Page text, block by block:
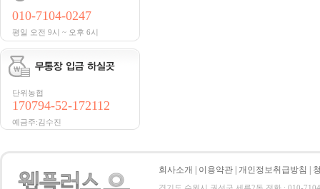
010-7104-0247
평일 오전 9시 ~ 오후 6시
단위농협
170794-52-172112
예금주:김수진
회사소개 이용약관 개인정보취급방침